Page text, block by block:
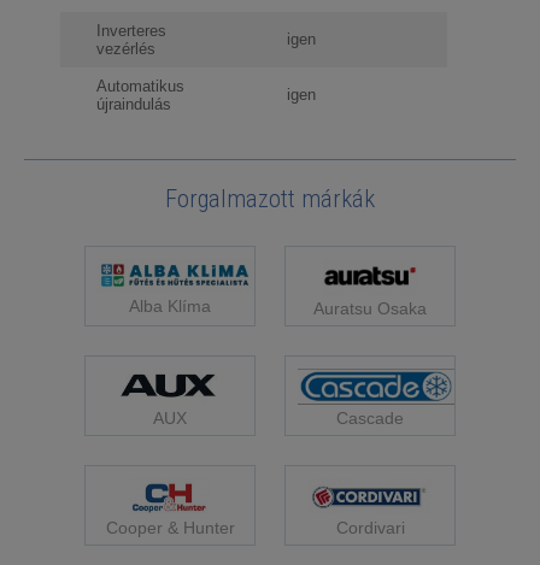
Inverteres
vezérlés
igen
Automatikus
újraindulás
igen
Forgalmazott márkák
Alba Klíma Auratsu Osaka
AUX Cascade
Cooper & Hunter Cordivari